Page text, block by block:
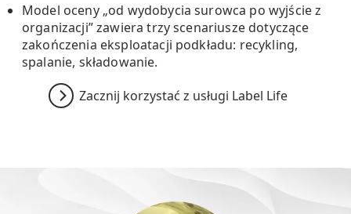
Model oceny „od wydobycia surowca po wyjście z
organizacji” zawiera trzy scenariusze dotyczące
zakończenia eksploatacji podkładu: recykling,
spalanie, składowanie.
Zacznij korzystać z usługi Label Life